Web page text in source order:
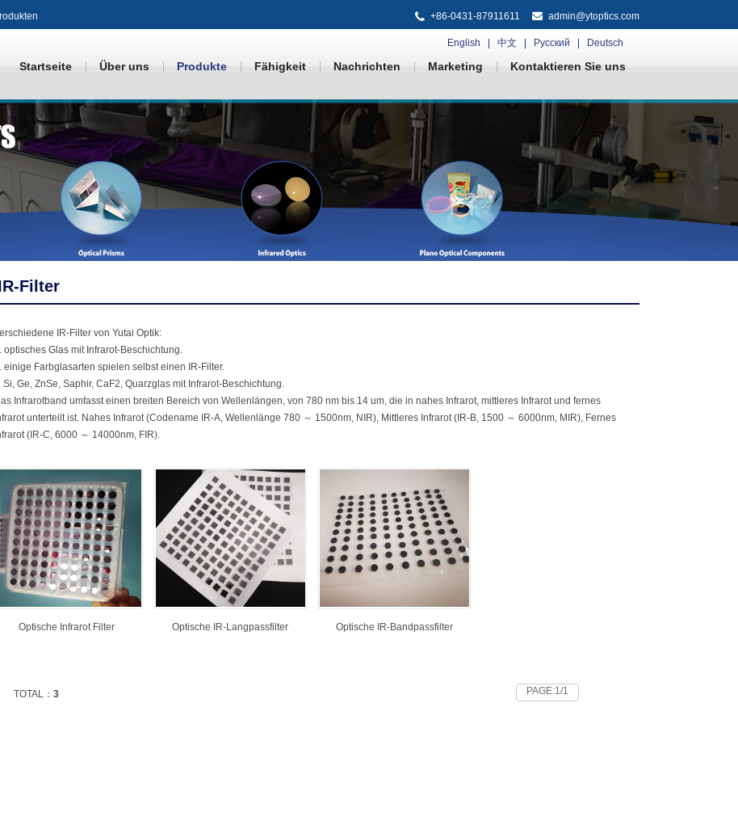
+86-0431-87911611 admin@ytoptics.com
English 中文 Русский Deutsch
Startseite Über uns Produkte Fähigkeit Nachrichten Marketing Kontaktieren Sie uns
Filter
IR-Filter von Yutai Optik:
optisches Glas mit Infrarot-Beschichtung.
einige Farbglasarten spielen selbst einen IR-Filter.
Si, Ge, ZnSe, Saphir, CaF2, Quarzglas mit Infrarot-Beschichtung.
Infrarotband umfasst einen breiten Bereich von Wellenlängen, von 780 nm bis 14 um, die in nahes Infrarot, mittleres Infrarot und fernes
unterteilt ist. Nahes Infrarot (Codename IR-A, Wellenlänge 780 ～ 1500nm, NIR), Mittleres Infrarot (IR-B, 1500 ～ 6000nm, MIR), Fernes
(IR-C, 6000 ～ 14000nm, FIR).
Optische Infrarot Filter Optische IR-Langpassfilter Optische IR-Bandpassfilter
TOTAL： 3 PAGE:1/1